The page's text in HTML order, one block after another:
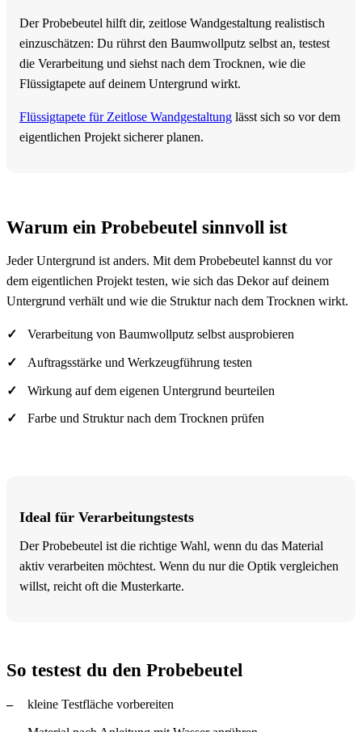
Der Probebeutel hilft dir, zeitlose Wandgestaltung realistisch
einzuschätzen: Du rührst den Baumwollputz selbst an, testest
die Verarbeitung und siehst nach dem Trocknen, wie die
Flüssigtapete auf deinem Untergrund wirkt.
Flüssigtapete für Zeitlose Wandgestaltung lässt sich so vor dem
eigentlichen Projekt sicherer planen.
Warum ein Probebeutel sinnvoll ist
Jeder Untergrund ist anders. Mit dem Probebeutel kannst du vor
dem eigentlichen Projekt testen, wie sich das Dekor auf deinem
Untergrund verhält und wie die Struktur nach dem Trocknen wirkt.
Verarbeitung von Baumwollputz selbst ausprobieren
Auftragsstärke und Werkzeugführung testen
Wirkung auf dem eigenen Untergrund beurteilen
Farbe und Struktur nach dem Trocknen prüfen
Ideal für Verarbeitungstests
Der Probebeutel ist die richtige Wahl, wenn du das Material
aktiv verarbeiten möchtest. Wenn du nur die Optik vergleichen
willst, reicht oft die Musterkarte.
So testest du den Probebeutel
kleine Testfläche vorbereiten